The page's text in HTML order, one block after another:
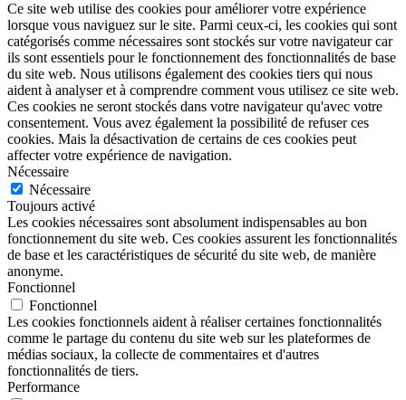
Ce site web utilise des cookies pour améliorer votre expérience
lorsque vous naviguez sur le site. Parmi ceux-ci, les cookies qui sont
catégorisés comme nécessaires sont stockés sur votre navigateur car
ils sont essentiels pour le fonctionnement des fonctionnalités de base
du site web. Nous utilisons également des cookies tiers qui nous
aident à analyser et à comprendre comment vous utilisez ce site web.
Ces cookies ne seront stockés dans votre navigateur qu'avec votre
consentement. Vous avez également la possibilité de refuser ces
cookies. Mais la désactivation de certains de ces cookies peut
affecter votre expérience de navigation.
Nécessaire
Nécessaire
Toujours activé
Les cookies nécessaires sont absolument indispensables au bon
fonctionnement du site web. Ces cookies assurent les fonctionnalités
de base et les caractéristiques de sécurité du site web, de manière
anonyme.
Fonctionnel
Fonctionnel
Les cookies fonctionnels aident à réaliser certaines fonctionnalités
comme le partage du contenu du site web sur les plateformes de
médias sociaux, la collecte de commentaires et d'autres
fonctionnalités de tiers.
Performance